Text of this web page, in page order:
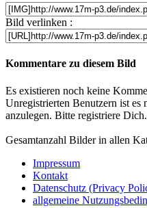
Bild verlinken :
Kommentare zu diesem Bild
Es existieren noch keine
Unregistrierten Benutzern ist es
anzulegen. Bitte registriere
Gesamtanzahl Bilder in allen
Impressum
Kontakt
Datenschutz (Privacy
allgemeine